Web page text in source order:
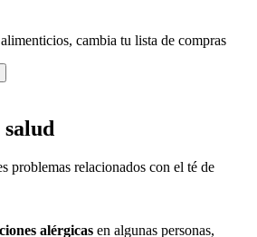
cambia tu lista de compras
salud
problemas relacionados con el té de
alérgicas en algunas personas,